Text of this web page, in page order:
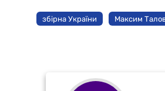
збірна України Максим